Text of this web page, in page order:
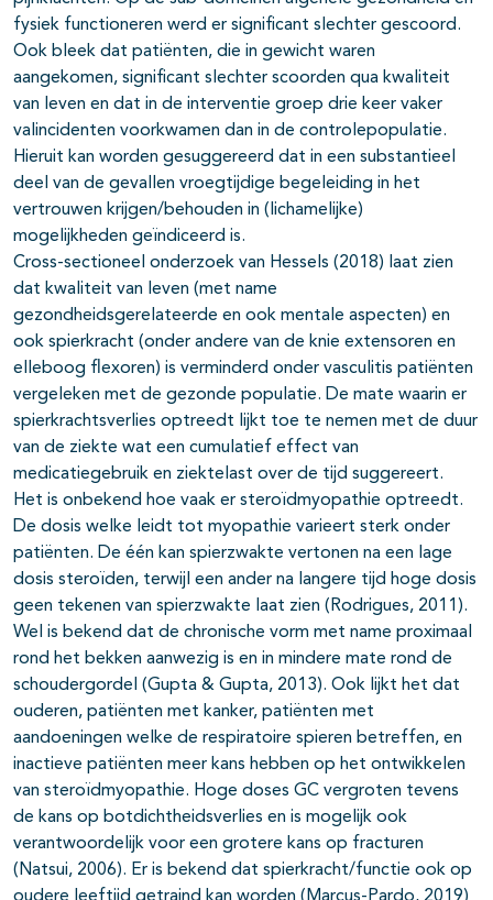
fysiek functioneren werd er significant slechter gescoord.
Ook bleek dat patiënten, die in gewicht waren
aangekomen, significant slechter scoorden qua kwaliteit
van leven en dat in de interventie groep drie keer vaker
valincidenten voorkwamen dan in de controlepopulatie.
Hieruit kan worden gesuggereerd dat in een substantieel
deel van de gevallen vroegtijdige begeleiding in het
vertrouwen krijgen/behouden in (lichamelijke)
mogelijkheden geïndiceerd is.
Cross-sectioneel onderzoek van Hessels (2018) laat zien
dat kwaliteit van leven (met name
gezondheidsgerelateerde en ook mentale aspecten) en
ook spierkracht (onder andere van de knie extensoren en
elleboog flexoren) is verminderd onder vasculitis patiënten
vergeleken met de gezonde populatie. De mate waarin er
spierkrachtsverlies optreedt lijkt toe te nemen met de duur
van de ziekte wat een cumulatief effect van
medicatiegebruik en ziektelast over de tijd suggereert.
Het is onbekend hoe vaak er steroïdmyopathie optreedt.
De dosis welke leidt tot myopathie varieert sterk onder
patiënten. De één kan spierzwakte vertonen na een lage
dosis steroïden, terwijl een ander na langere tijd hoge dosis
geen tekenen van spierzwakte laat zien (Rodrigues, 2011).
Wel is bekend dat de chronische vorm met name proximaal
rond het bekken aanwezig is en in mindere mate rond de
schoudergordel (Gupta & Gupta, 2013). Ook lijkt het dat
ouderen, patiënten met kanker, patiënten met
aandoeningen welke de respiratoire spieren betreffen, en
inactieve patiënten meer kans hebben op het ontwikkelen
van steroïdmyopathie. Hoge doses GC vergroten tevens
de kans op botdichtheidsverlies en is mogelijk ook
verantwoordelijk voor een grotere kans op fracturen
(Natsui, 2006). Er is bekend dat spierkracht/functie ook op